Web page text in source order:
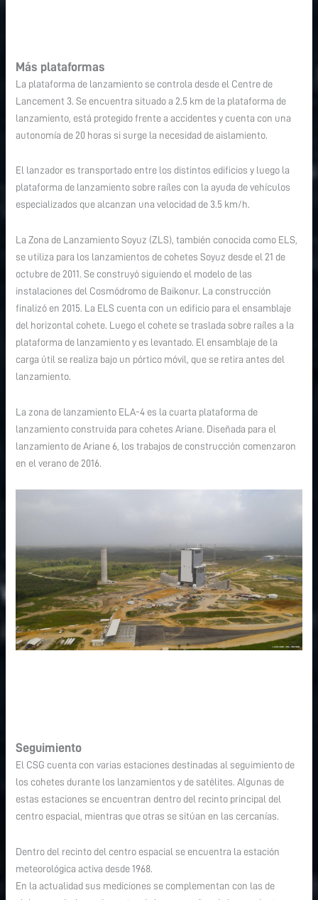
Más plataformas
La plataforma de lanzamiento se controla desde el Centre de
Lancement 3. Se encuentra situado a 2.5 km de la plataforma de
lanzamiento, está protegido frente a accidentes y cuenta con una
autonomía de 20 horas si surge la necesidad de aislamiento.
El lanzador es transportado entre los distintos edificios y luego la
plataforma de lanzamiento sobre raíles con la ayuda de vehículos
especializados que alcanzan una velocidad de 3.5 km/h.
La Zona de Lanzamiento Soyuz (ZLS), también conocida como ELS,
se utiliza para los lanzamientos de cohetes Soyuz desde el 21 de
octubre de 2011. Se construyó siguiendo el modelo de las
instalaciones del Cosmódromo de Baikonur. La construcción
finalizó en 2015. La ELS cuenta con un edificio para el ensamblaje
del horizontal cohete. Luego el cohete se traslada sobre raíles a la
plataforma de lanzamiento y es levantado. El ensamblaje de la
carga útil se realiza bajo un pórtico móvil, que se retira antes del
lanzamiento.
La zona de lanzamiento ELA-4 es la cuarta plataforma de
lanzamiento construida para cohetes Ariane. Diseñada para el
lanzamiento de Ariane 6, los trabajos de construcción comenzaron
en el verano de 2016.
Seguimiento
El CSG cuenta con varias estaciones destinadas al seguimiento de
los cohetes durante los lanzamientos y de satélites. Algunas de
estas estaciones se encuentran dentro del recinto principal del
centro espacial, mientras que otras se sitúan en las cercanías.
Dentro del recinto del centro espacial se encuentra la estación
meteorológica activa desde 1968.
En la actualidad sus mediciones se complementan con las de